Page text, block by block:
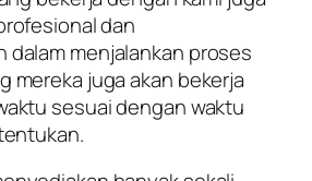
dan
dalam menjalankan proses
mereka juga akan bekerja
sesuai dengan waktu